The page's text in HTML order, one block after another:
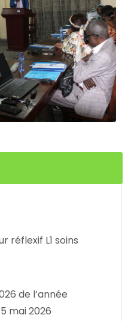
réflexif L1 soins
de l’année
5 mai 2026